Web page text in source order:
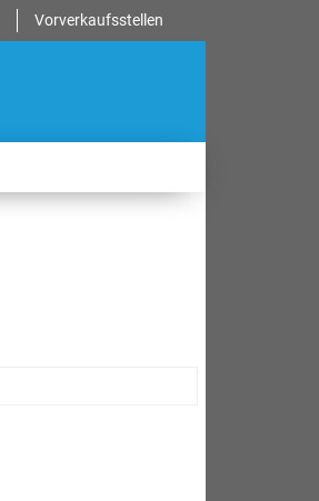
Vorverkaufsstellen